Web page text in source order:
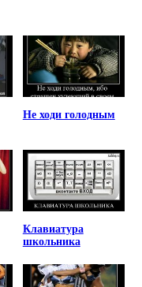
Не ходи голодным
Клавиатура
школьника